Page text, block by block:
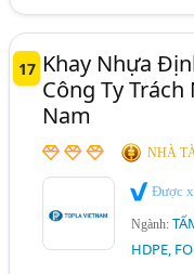
17 Khay Nhựa
Công Ty
Nam
NHÀ
Được
Ngành:
HDPE,